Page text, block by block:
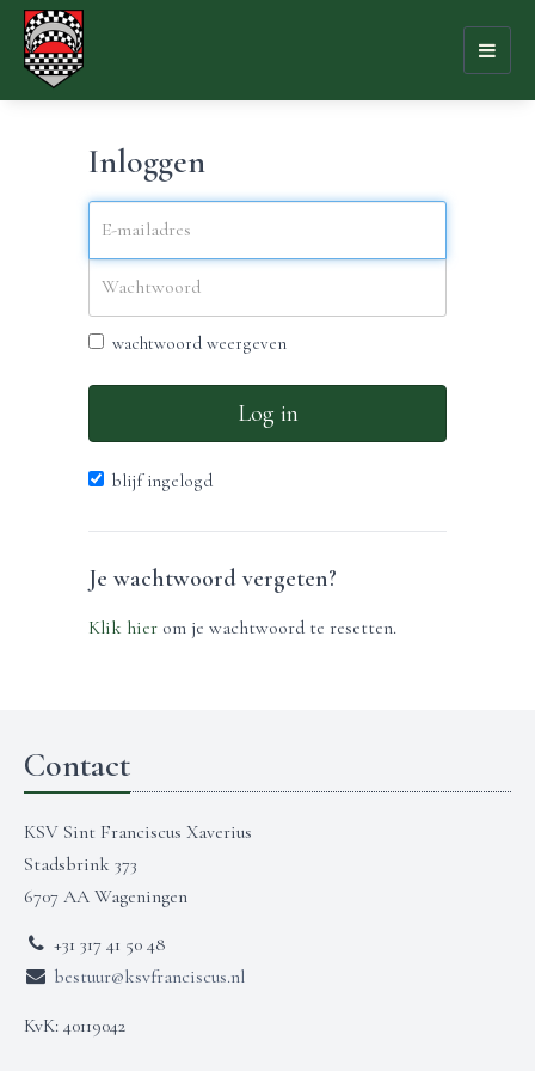
Inloggen
wachtwoord weergeven
Log in
blijf ingelogd
Je wachtwoord vergeten?
Klik hier om je wachtwoord te resetten.
Contact
KSV Sint Franciscus Xaverius
Stadsbrink 373
6707 AA Wageningen
+31 317 41 50 48
bestuur@ksvfranciscus.nl
KvK: 40119042